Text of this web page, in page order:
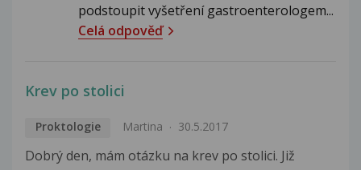
podstoupit vyšetření gastroenterologem...
Celá odpověď
Krev po stolici
Proktologie Martina 30.5.2017
Dobrý den, mám otázku na krev po stolici. Již